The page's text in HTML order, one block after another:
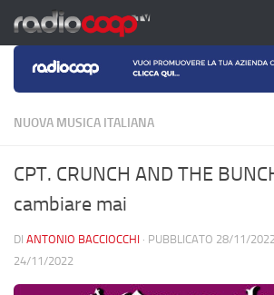
Salta al contenuto
NUOVA MUSICA ITALIANA
CPT. CRUNCH AND THE
cambiare mai
DI ANTONIO BACCIOCCHI · PUBBLICATO 28/11/2022
24/11/2022